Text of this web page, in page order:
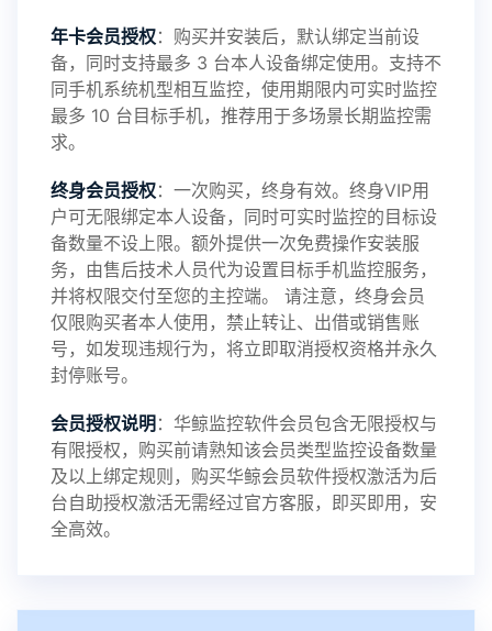
2025-01-13 V3.7
2024-10-08 V3.6
2024-03-16 V3.5
2023-09-06
2023-01-12 V3.3
年卡会员授权：购买并安装后，默认绑定当前设
备，同时支持最多 3 台本人设备绑定使用。支持不
同手机系统机型相互监控，使用期限内可实时监控
最多 10 台目标手机，推荐用于多场景长期监控需
求。
终身会员授权：一次购买，终身有效。终身VIP用
户可无限绑定本人设备，同时可实时监控的目标设
备数量不设上限。额外提供一次免费操作安装服
务，由售后技术人员代为设置目标手机监控服务，
并将权限交付至您的主控端。 请注意，终身会员
仅限购买者本人使用，禁止转让、出借或销售账
号，如发现违规行为，将立即取消授权资格并永久
封停账号。
会员授权说明：华鲸监控软件会员包含无限授权与
有限授权，购买前请熟知该会员类型监控设备数量
及以上绑定规则，购买华鲸会员软件授权激活为后
台自助授权激活无需经过官方客服，即买即用，安
全高效。